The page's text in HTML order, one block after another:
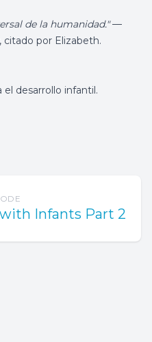
de la humanidad."—
por Elizabeth.
el desarrollo infantil.
Infants Part 2